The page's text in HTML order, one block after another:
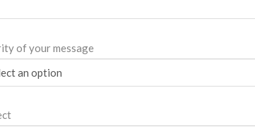
of your message